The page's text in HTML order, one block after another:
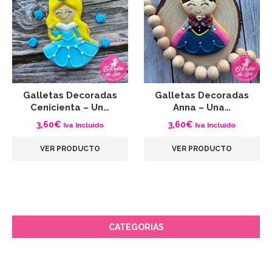
Galletas Decoradas
Cenicienta – Un…
3,60€ Iva Incluido
VER PRODUCTO
Galletas Decoradas
Anna – Una…
3,60€ Iva Incluido
VER PRODUCTO
CATEGORIAS